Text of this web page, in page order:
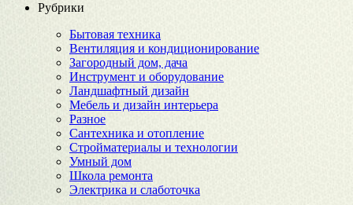
Рубрики
Бытовая техника
Вентиляция и кондиционирование
Загородный дом, дача
Инструмент и оборудование
Ландшафтный дизайн
Мебель и дизайн интерьера
Разное
Сантехника и отопление
Стройматериалы и технологии
Умный дом
Школа ремонта
Электрика и слаботочка